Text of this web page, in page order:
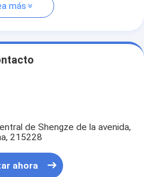
más
de Shengze de la avenida,
215228
ahora